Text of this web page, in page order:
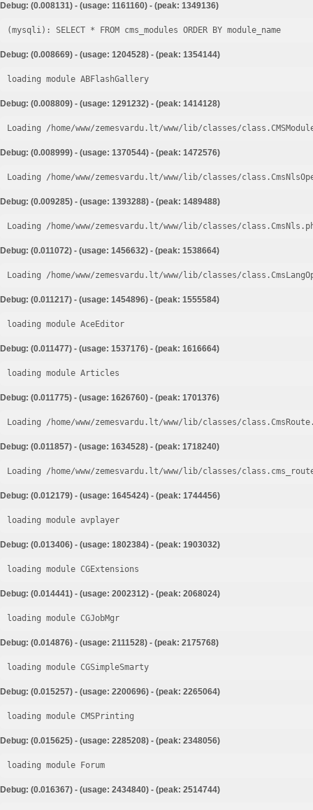
Debug: (0.008131) - (usage: 1161160) - (peak: 1349136)
Debug: (0.008669) - (usage: 1204528) - (peak: 1354144)
loading module ABFlashGallery
Debug: (0.008809) - (usage: 1291232) - (peak: 1414128)
Loading /home/www/zemesvardu.lt/www/lib/classes/
Debug: (0.008999) - (usage: 1370544) - (peak: 1472576)
Loading /home/www/zemesvardu.lt/www/lib/classes/
Debug: (0.009285) - (usage: 1393288) - (peak: 1489488)
Loading /home/www/zemesvardu.lt/www/lib/classes/
Debug: (0.011072) - (usage: 1456632) - (peak: 1538664)
Loading /home/www/zemesvardu.lt/www/lib/classes/
Debug: (0.011217) - (usage: 1454896) - (peak: 1555584)
loading module AceEditor
Debug: (0.011477) - (usage: 1537176) - (peak: 1616664)
loading module Articles
Debug: (0.011775) - (usage: 1626760) - (peak: 1701376)
Loading /home/www/zemesvardu.lt/www/lib/classes/
Debug: (0.011857) - (usage: 1634528) - (peak: 1718240)
Loading /home/www/zemesvardu.lt/www/lib/classes/
Debug: (0.012179) - (usage: 1645424) - (peak: 1744456)
loading module avplayer
Debug: (0.013406) - (usage: 1802384) - (peak: 1903032)
loading module CGExtensions
Debug: (0.014441) - (usage: 2002312) - (peak: 2068024)
loading module CGJobMgr
Debug: (0.014876) - (usage: 2111528) - (peak: 2175768)
loading module CGSimpleSmarty
Debug: (0.015257) - (usage: 2200696) - (peak: 2265064)
loading module CMSPrinting
Debug: (0.015625) - (usage: 2285208) - (peak: 2348056)
loading module Forum
Debug: (0.016367) - (usage: 2434840) - (peak: 2514744)